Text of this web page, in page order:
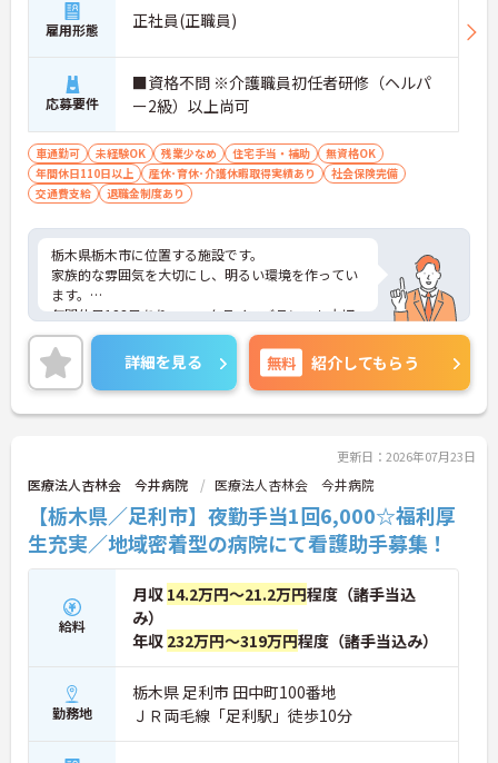
雇用形態 正社員(正職員)
応募要件
■資格不問 ※介護職員初任者研修（ヘルパ
ー2級）以上尚可
車通勤可 未経験OK 残業少なめ 住宅手当・補助
無資格OK
年間休日110日以上
産休･育休･介護休暇取得実績あり
社会保険完備
交通費支給
退職金制度あり
栃木県栃木市に位置する施設です。
家族的な雰囲気を大切にし、明るい環境を作ってい
ます。
年間休日123日あり、ワークライフバランスも大切
にしていただけます。
ご興味ある方には、面接対策ポイントなど、さらに
詳細をお話しいたしますのでお気軽にご相談くださ
い！
詳細を見る 無料 紹介してもらう
更新日：2026年07月23日
医療法人杏林会 今井病院 医療法人杏林会 今井病院
【栃木県／足利市】夜勤手当1回6,000☆福利厚
生充実／地域密着型の病院にて看護助手募集！
給料
月収 14.2万円～21.2万円程度（諸手当込
み）
年収 232万円～319万円程度（諸手当込み）
勤務地
栃木県 足利市 田中町100番地
ＪＲ両毛線「足利駅」徒歩10分